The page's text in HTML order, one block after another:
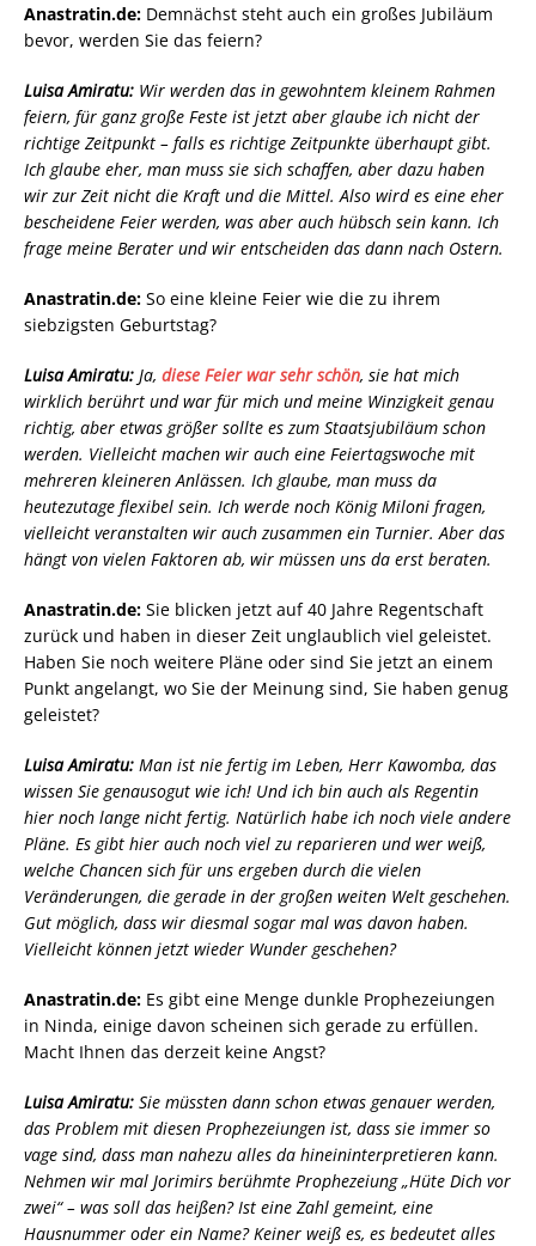
Anastratin.de: Demnächst steht auch ein großes Jubiläum
bevor, werden Sie das feiern?
Luisa Amiratu: Wir werden das in gewohntem kleinem Rahmen
feiern, für ganz große Feste ist jetzt aber glaube ich nicht der
richtige Zeitpunkt – falls es richtige Zeitpunkte überhaupt gibt.
Ich glaube eher, man muss sie sich schaffen, aber dazu haben
wir zur Zeit nicht die Kraft und die Mittel. Also wird es eine eher
bescheidene Feier werden, was aber auch hübsch sein kann. Ich
frage meine Berater und wir entscheiden das dann nach Ostern.
Anastratin.de: So eine kleine Feier wie die zu ihrem
siebzigsten Geburtstag?
Luisa Amiratu: Ja, diese Feier war sehr schön, sie hat mich
wirklich berührt und war für mich und meine Winzigkeit genau
richtig, aber etwas größer sollte es zum Staatsjubiläum schon
werden. Vielleicht machen wir auch eine Feiertagswoche mit
mehreren kleineren Anlässen. Ich glaube, man muss da
heutezutage flexibel sein. Ich werde noch König Miloni fragen,
vielleicht veranstalten wir auch zusammen ein Turnier. Aber das
hängt von vielen Faktoren ab, wir müssen uns da erst beraten.
Anastratin.de: Sie blicken jetzt auf 40 Jahre Regentschaft
zurück und haben in dieser Zeit unglaublich viel geleistet.
Haben Sie noch weitere Pläne oder sind Sie jetzt an einem
Punkt angelangt, wo Sie der Meinung sind, Sie haben genug
geleistet?
Luisa Amiratu: Man ist nie fertig im Leben, Herr Kawomba, das
wissen Sie genausogut wie ich! Und ich bin auch als Regentin
hier noch lange nicht fertig. Natürlich habe ich noch viele andere
Pläne. Es gibt hier auch noch viel zu reparieren und wer weiß,
welche Chancen sich für uns ergeben durch die vielen
Veränderungen, die gerade in der großen weiten Welt geschehen.
Gut möglich, dass wir diesmal sogar mal was davon haben.
Vielleicht können jetzt wieder Wunder geschehen?
Anastratin.de: Es gibt eine Menge dunkle Prophezeiungen
in Ninda, einige davon scheinen sich gerade zu erfüllen.
Macht Ihnen das derzeit keine Angst?
Luisa Amiratu: Sie müssten dann schon etwas genauer werden,
das Problem mit diesen Prophezeiungen ist, dass sie immer so
vage sind, dass man nahezu alles da hineininterpretieren kann.
Nehmen wir mal Jorimirs berühmte Prophezeiung „Hüte Dich vor
zwei“ – was soll das heißen? Ist eine Zahl gemeint, eine
Hausnummer oder ein Name? Keiner weiß es, es bedeutet alles